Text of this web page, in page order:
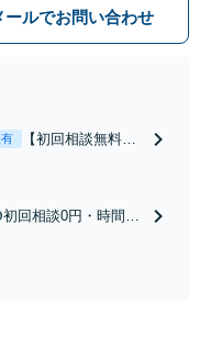
談も承ります。リーズナブ
体系をご提供しています。
ールでお問い合わせ
【初回相談無料】
応】中高年離婚／
初回相談0円・時間無